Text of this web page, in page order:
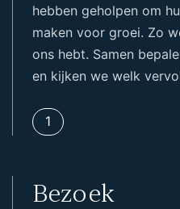
hebben geholpen om
maken voor groei. Zo
ons hebt. Samen
en kijken we welk
1
Bezoek